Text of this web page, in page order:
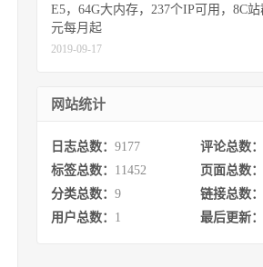
E5，64G大内存，237个IP可用，8C
元每月起
2019-09-17
网站统计
日志总数： 9177 评论总数：
标签总数： 11452 页面总数：
分类总数： 9 链接总数：
用户总数： 1 最后更新：